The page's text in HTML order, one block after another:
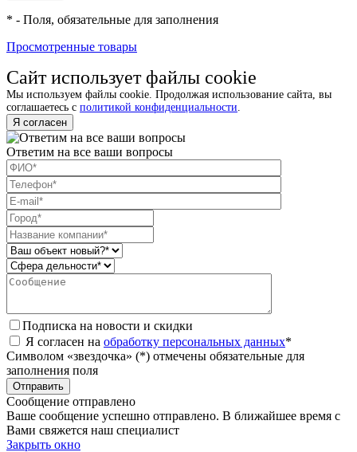
* - Поля, обязательные для заполнения
Просмотренные товары
Сайт использует файлы cookie
Мы используем файлы cookie. Продолжая использование сайта, вы
соглашаетесь с политикой конфиденциальности
Я согласен
Ответим на все ваши вопросы
Подписка на новости и скидки
Я согласен на обработку персональных данных*
Символом «звездочка» (*) отмечены обязательные для
заполнения поля
Сообщение отправлено
Ваше сообщение успешно отправлено. В ближайшее время с
Вами свяжется наш специалист
Закрыть окно